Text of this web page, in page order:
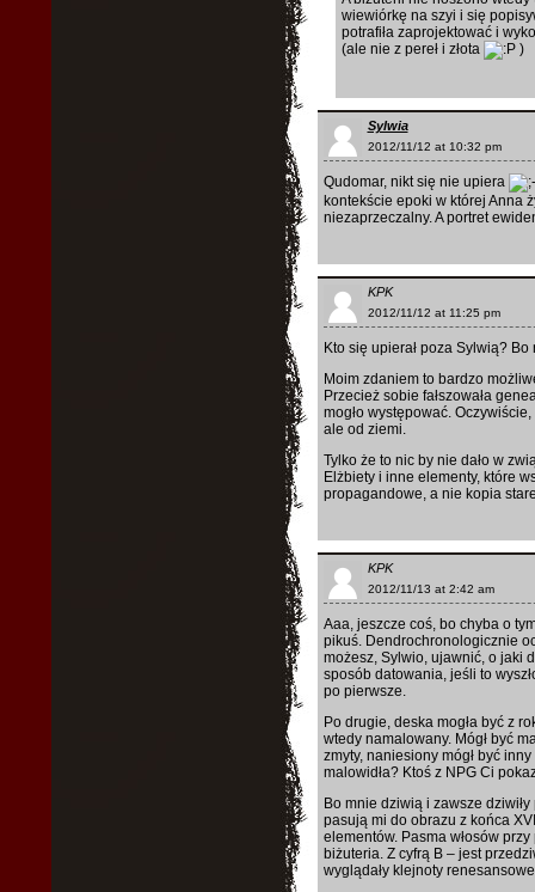
wiewiórkę na szyi i się
potrafiła zaprojektować i
(ale nie z pereł i złota
)
Sylwia
2012/11/12 at 10:32 pm
Qudomar, nikt się nie upiera
kontekście epoki w której Anna
niezaprzeczalny. A portret
KPK
2012/11/12 at 11:25 pm
Kto się upierał poza Sylwią? Bo
Moim zdaniem to bardzo
Przecież sobie fałszowała
mogło występować.
ale od ziemi.
Tylko że to nic by nie dało w
Elżbiety i inne elementy, które
propagandowe, a nie kopia
KPK
2012/11/13 at 2:42 am
Aaa, jeszcze coś, bo chyba o
pikuś. Dendrochronologicznie
możesz, Sylwio, ujawnić, o jaki
sposób datowania, jeśli to
po pierwsze.
Po drugie, deska mogła być z
wtedy namalowany. Mógł być
zmyty, naniesiony mógł być
malowidła? Ktoś z NPG Ci
Bo mnie dziwią i zawsze
pasują mi do obrazu z końca
elementów. Pasma włosów
biżuteria. Z cyfrą B – jest
wyglądały klejnoty